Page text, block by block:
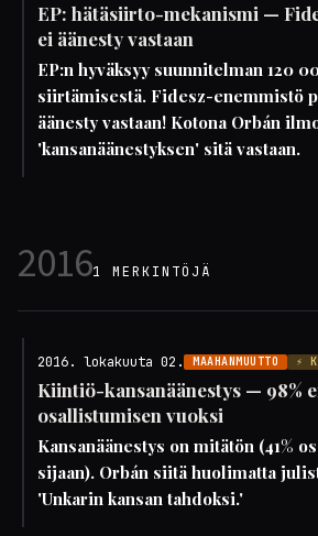
EP: hätäsiirto-mekanismi —
ei äänesty vastaan
EP:n hyväksyy suunnitelman 120
siirtämisestä. Fidesz-enemmistö
äänesty vastaan! Kotona Orbán
'kansanäänestyksen' sitä vastaan.
20161 MERKINTÖJÄ
2016. lokakuuta 02. MAAHANMUUTTO ⚡
Kiintiö-kansanäänestys — 98%
osallistumisen vuoksi
Kansanäänestys on mitätön (41%
sijaan). Orbán siitä huolimatta
'Unkarin kansan tahdoksi.'